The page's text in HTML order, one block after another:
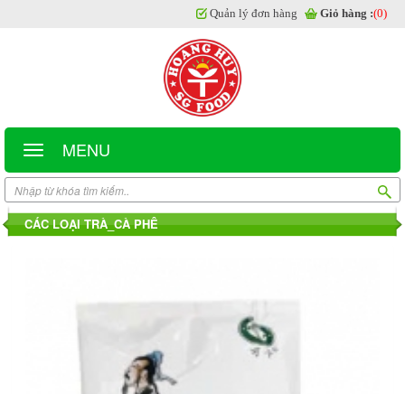
MENU
Quản lý đơn hàng Giỏ hàng :(0)
CÁC LOẠI TRÀ_CÀ PHÊ